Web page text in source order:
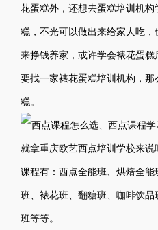
花蛋糕外，还想去蛋糕培训机
糕，不光可以做出来给家人吃，
来挣钱养家，或许学会裱花蛋
要找一家裱花蛋糕培训机构，
糕。
就拿重庆欧艺西点培训学校来说
课程有：西点全能班、烘焙全
班、裱花班、翻糖班、咖啡饮
班等等。